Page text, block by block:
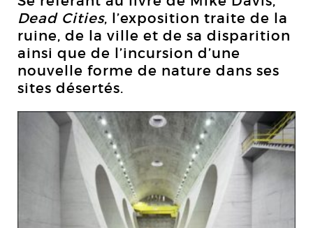
Dead Cities, l’exposition traite de la
ruine, de la ville et de sa disparition
ainsi que de l’incursion d’une
nouvelle forme de nature dans ses
sites désertés.